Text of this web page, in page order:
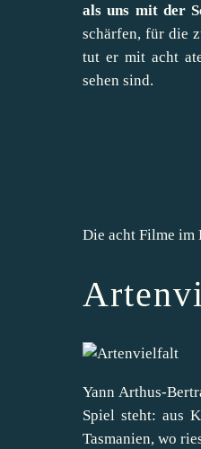
als uns mit der
schärfen, für die
tut er mit acht
sehen sind.
Die acht Filme im
Yann Arthus-
Spiel steht: aus
Tasmanien, wo